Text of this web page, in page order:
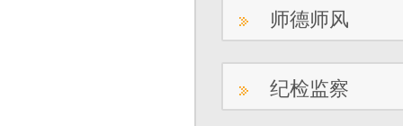
师德师风
纪检监察